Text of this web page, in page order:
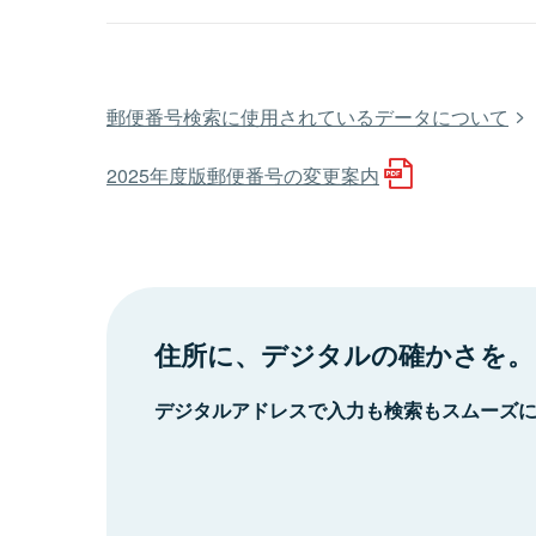
郵便番号検索に使用されているデータについて
2025年度版郵便番号の変更案内
住所に、デジタルの確かさを。
デジタルアドレスで入力も検索もスムーズ